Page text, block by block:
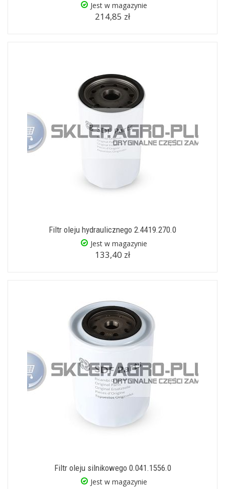
Jest w magazynie
214,85 zł
Filtr oleju hydraulicznego 2.4419.270.0
Jest w magazynie
133,40 zł
Filtr oleju silnikowego 0.041.1556.0
Jest w magazynie